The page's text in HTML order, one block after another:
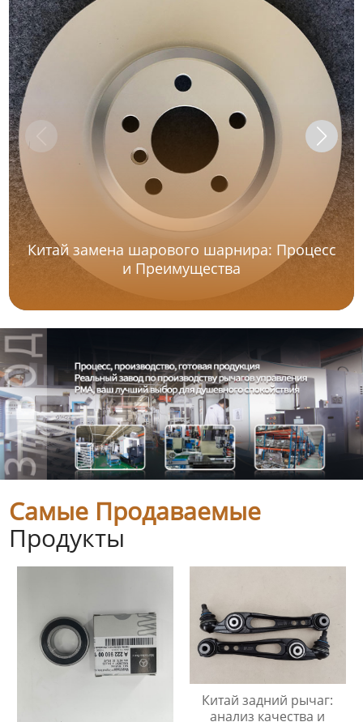
Китай замена шарового шарнира: Процесс
и Преимущества
Самые Продаваемые
Продукты
Китай задний рычаг:
анализ качества и